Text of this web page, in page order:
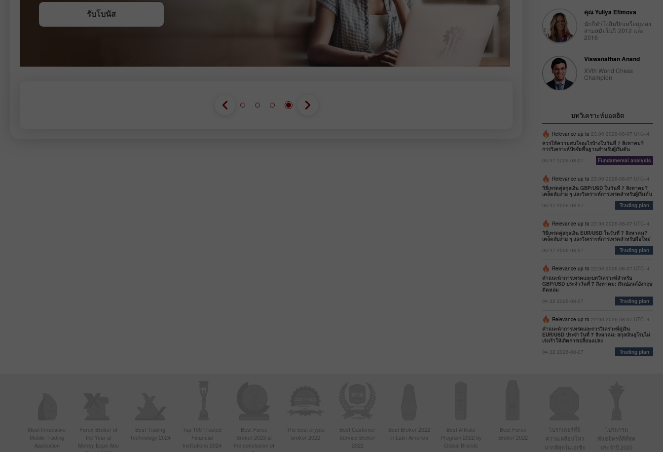
รับโบนัส คุณ Yuliya Efimova
นักกีฬาโอลิมปิกเหรียญทอง
สามสมัยในปี 2012 และ
2016
Viswanathan Anand
XVth World Chess
Champion
บทวิเคราะห์ยอดฮิต
Relevance up to 23:00 2026-08-07 UTC--4
ควรให้ความสนใจอะไรบ้างในวันที่ 7 สิงหาคม?
การวิเคราะห์ปัจจัยพื้นฐานสำหรับผู้เริ่มต้น
05:47 2026-08-07
Fundamental analysis
Relevance up to 23:00 2026-08-07 UTC--4
วิธีเทรดคู่สกุลเงิน GBP/USD ในวันที่ 7 สิงหาคม?
เคล็ดลับง่าย ๆ และวิเคราะห์การเทรดสำหรับผู้เริ่มต้น
05:47 2026-08-07
Trading plan
Relevance up to 23:00 2026-08-07 UTC--4
วิธีเทรดคู่สกุลเงิน EUR/USD ในวันที่ 7 สิงหาคม?
เคล็ดลับง่าย ๆ และวิเคราะห์การเทรดสำหรับมือใหม่
05:47 2026-08-07
Trading plan
Relevance up to 22:00 2026-08-07 UTC--4
คำแนะนำการเทรดและบทวิเคราะห์สำหรับ
GBP/USD ประจำวันที่ 7 สิงหาคม: เงินปอนด์อังกฤษ
ติดหล่ม
04:32 2026-08-07
Trading plan
Relevance up to 22:00 2026-08-07 UTC--4
คำแนะนำการเทรดและการวิเคราะห์คู่เงิน
EUR/USD ประจำวันที่ 7 สิงหาคม: สกุลเงินยุโรปไม่
เร่งเร้าให้เกิดการเปลี่ยนแปลง
04:32 2026-08-07
Trading plan
Most Innovative
Mobile Trading
Application
Forex Broker of
the Year at
Money Expo Abu
Best Trading
Technology 2024
Top 100 Trusted
Financial
Institutions 2024
Best Forex
Broker 2023 at
the conclusion of
The best crypto
broker 2022
Best Customer
Service Broker
2022
Best Broker 2022
in Latin America
Best Affiliate
Program 2022 by
Global Brands
Best Forex
Broker 2022
โบรกเกอร์ที่มี
ความเคลื่อนไหว
มากที่สุดในเอเชีย
โปรแกรม
พันธมิตรที่ดีที่สุด
ประจำปี 2020